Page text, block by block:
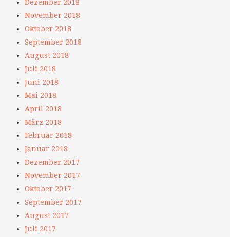
Dezember 2018
November 2018
Oktober 2018
September 2018
August 2018
Juli 2018
Juni 2018
Mai 2018
April 2018
März 2018
Februar 2018
Januar 2018
Dezember 2017
November 2017
Oktober 2017
September 2017
August 2017
Juli 2017